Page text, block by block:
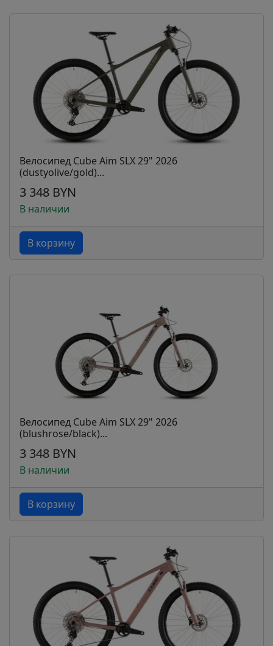
Велосипед Cube Aim SLX 29" 2026
(dustyolive/gold)...
3 348 BYN
В наличии
В корзину
Велосипед Cube Aim SLX 29" 2026
(blushrose/black)...
3 348 BYN
В наличии
В корзину